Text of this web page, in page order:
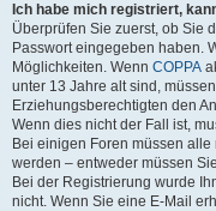
Ich habe mich registriert,
Überprüfen Sie zuerst, ob Sie
Passwort eingegeben haben.
Möglichkeiten. Wenn COPPA
unter 13 Jahre alt sind,
Erziehungsberechtigten den
Wenn dies nicht der Fall ist,
Bei einigen Foren müssen
werden – entweder müssen
Bei der Registrierung wurde
nicht. Wenn Sie eine E-Mail